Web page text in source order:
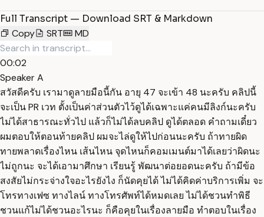
Full Transcript — Download SRT & Markdown
Copy
SRT MD
00:02
Speaker A
สวัสดีครับ เรามาดูลายมือนี้กัน อายุ 47 จะเข้า 48 นะครับ คลิปนี้
จะเป็น PR เวท ตั้งเป็นค่าส่วนตัวไว้ดูได้เฉพาะแค่คนมีลิงก์นะครับ
ไม่ได้สาธารณะทั่วไป แล้วก็ไม่ได้ลบคลิป ดูได้ตลอด คำถามเดี๋ยว
ผมตอบให้ตอนท้ายคลิป ผมจะไล่ดูให้ไปก่อนนะครับ ถ้าทายผิด
ทายพลาดเรื่องไหน เส้นไหน จุดไหนก็คอมเมนต์มาได้เลยว่าผิดนะ
ไม่ถูกนะ จะได้เอามาศึกษา เรียนรู้ พัฒนาต่อยอดนะครับ ถ้ามีข้อ
สงสัยไม่กระจ่างใจอะไรยังไง ก็นัดคุยได้ ไม่ได้คิดค่าบริการเพิ่ม จะ
โทรทางเฟซ ทางไลน์ ทางโทรศัพท์ได้หมดเลย ไม่ได้ชวนทำพิธี
ชวนแก้ไม่ได้ชวนอะไรนะ ก็คือคุยในเรื่องลายมือ ทำตอบในเรื่อง